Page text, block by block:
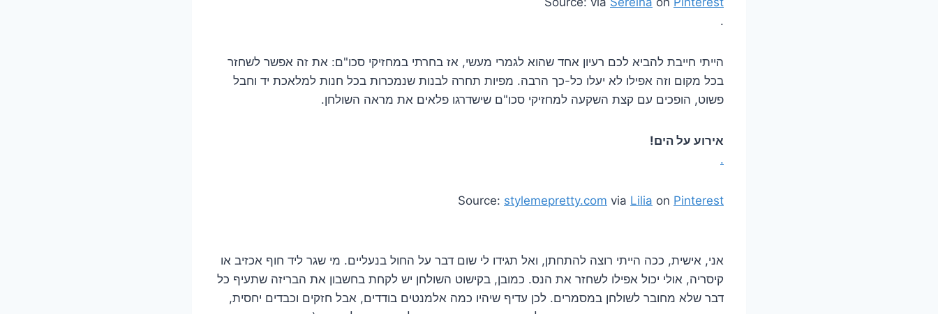
.
הייתי חייבת להביא לכם רעיון אחד שהוא לגמרי מעשי, אז בחרתי במחזיקי סכו"ם: את זה אפשר לשחזר
בכל מקום וזה אפילו לא יעלו כל-כך הרבה. מפיות תחרה לבנות שנמכרות בכל חנות למלאכת יד וחבל
פשוט, הופכים עם קצת השקעה למחזיקי סכו"ם שישדרגו פלאים את מראה השולחן.
אירוע על הים!
.
Source: stylemepretty.com via Lilia on Pinterest
אני, אישית, ככה הייתי רוצה להתחתן, ואל תגידו לי שום דבר על החול בנעליים. מי שגר ליד חוף אכזיב או
קיסריה, אולי יכול אפילו לשחזר את הנס. כמובן, בקישוט השולחן יש לקחת בחשבון את הבריזה שתעיף כל
דבר שלא מחובר לשולחן במסמרים. לכן עדיף שיהיו כמה אלמנטים בודדים, אבל חזקים וכבדים יחסית,